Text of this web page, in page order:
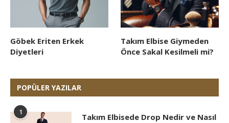
Göbek Eriten Erkek
Diyetleri
Takım Elbise Giymeden
Önce Sakal Kesilmeli mi?
POPÜLER YAZILAR
1
Takım Elbisede Drop Nedir ve Nasıl